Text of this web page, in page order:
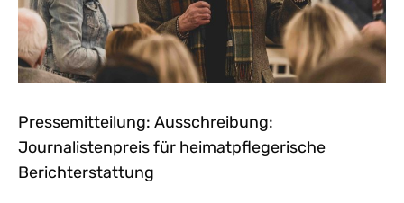
Pressemitteilung: Ausschreibung:
Journalistenpreis für heimatpflegerische
Berichterstattung